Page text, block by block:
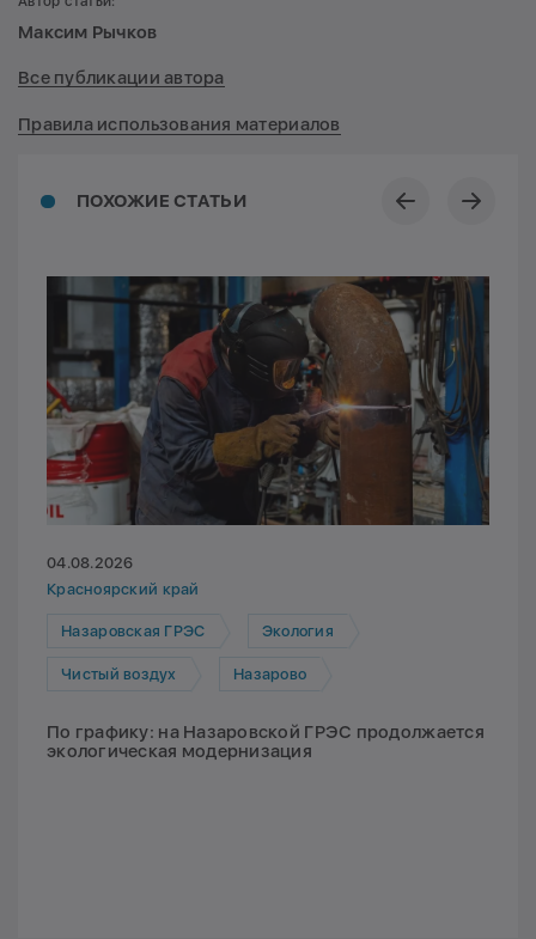
ПОХОЖИЕ СТАТЬИ
04.08.2026
Красноярский край
Назаровская ГРЭС Экология
Чистый воздух Назарово
По графику: на Назаровской ГРЭС продолжается
экологическая модернизация
Максим Рычков
Все публикации автора
Правила использования материалов